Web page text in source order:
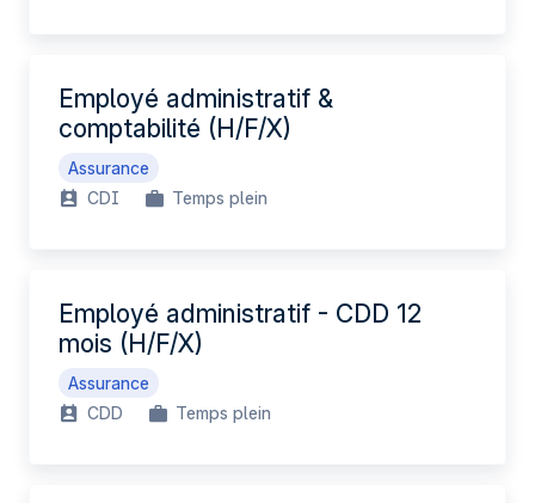
Employé administratif &
comptabilité (H/F/X)
Assurance
CDI
Temps plein
Employé administratif - CDD 12
mois (H/F/X)
Assurance
CDD
Temps plein